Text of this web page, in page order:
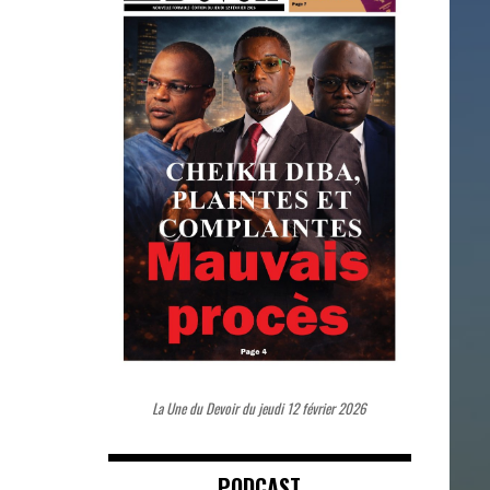
La Une du Devoir du jeudi 12 février 2026